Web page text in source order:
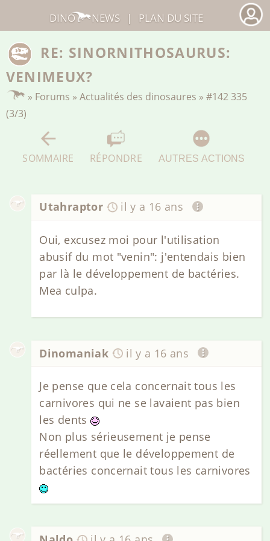
RE: SINORNITHOSAURUS:
VENIMEUX?
» Forums »Actualités des dinosaures »#142 335
(3/3)
SOMMAIRE RÉPONDRE AUTRES ACTIONS
Utahraptor il y a 16 ans
Oui, excusez moi pour l'utilisation
abusif du mot "venin": j'entendais bien
par là le développement de bactéries.
Mea culpa.
Dinomaniak il y a 16 ans
Je pense que cela concernait tous les
carnivores qui ne se lavaient pas bien
les dents
Non plus sérieusement je pense
réellement que le développement de
bactéries concernait tous les carnivores
DINO NEWS | PLAN DU SITE